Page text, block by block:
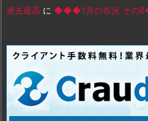
過去最高 に ◆◆◆1月の市況 その